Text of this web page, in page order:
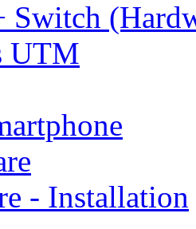
Switch
UTM
- Installation